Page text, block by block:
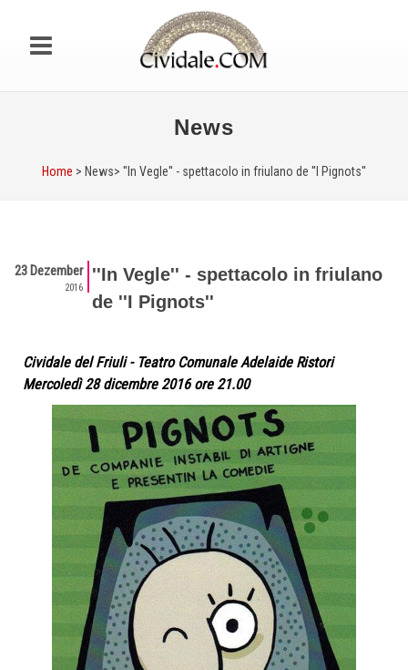
News
Home > News> ''In Vegle'' - spettacolo in friulano de ''I Pignots''
23 Dezember
2016
''In Vegle'' - spettacolo in friulano
de ''I Pignots''
Cividale del Friuli - Teatro Comunale Adelaide Ristori
Mercoledì 28 dicembre 2016 ore 21.00